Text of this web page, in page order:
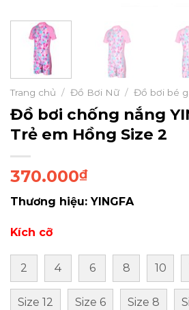
Trang chủ / Đồ Bơi Nữ / Đồ bơi bé
Đồ bơi chống nắng
Trẻ em Hồng Size 2
370.000₫
Thương hiệu: YINGFA
Kích cỡ
2 4 6 8 10
Size 12 Size 6 Size 8